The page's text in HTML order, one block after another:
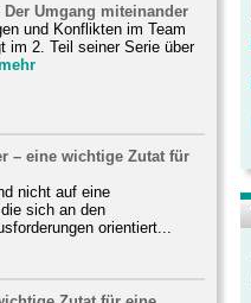
Umgang miteinander
und Konflikten im Team
im 2. Teil seiner Serie über
– eine wichtige Zutat für
nicht auf eine
sich an den
orientiert...